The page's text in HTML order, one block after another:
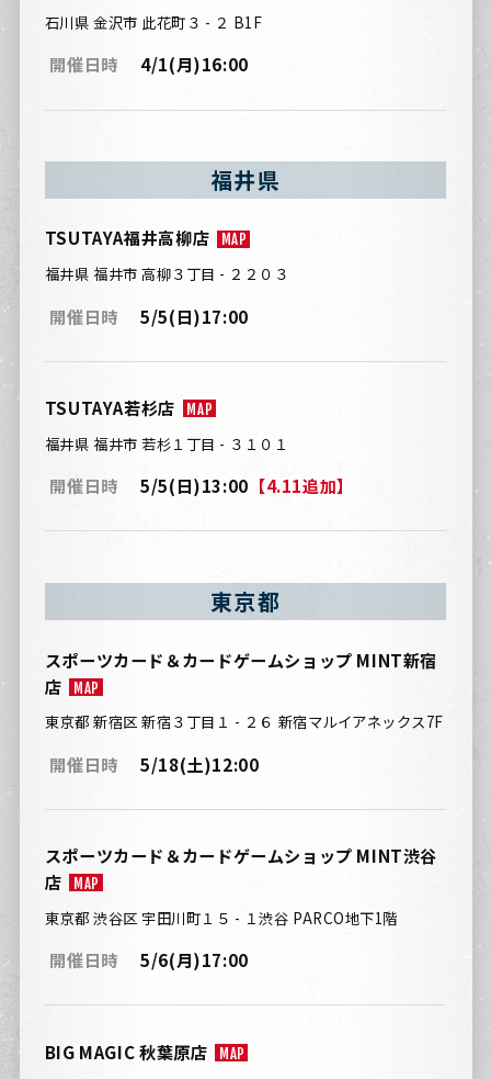
石川県 金沢市 此花町３ - ２ B1F
開催日時 4/1(月)16:00
福井県
TSUTAYA福井高柳店 MAP
福井県 福井市 高柳３丁目 - ２２０３
開催日時 5/5(日)17:00
TSUTAYA若杉店 MAP
福井県 福井市 若杉１丁目 - ３１０１
開催日時 5/5(日)13:00 【4.11追加】
東京都
スポーツカード＆カードゲームショップ MINT新宿
店
MAP
東京都 新宿区 新宿３丁目１ - ２６ 新宿マルイアネックス7F
開催日時 5/18(土)12:00
スポーツカード＆カードゲームショップ MINT渋谷
店
MAP
東京都 渋谷区 宇田川町１５ - １渋谷 PARCO地下1階
開催日時 5/6(月)17:00
BIG MAGIC 秋葉原店 MAP